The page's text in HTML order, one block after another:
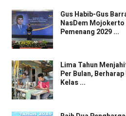
Gus Habib-Gus
NasDem
Pemenang 2029 ...
Lima Tahun
Per Bulan,
Kelas ...